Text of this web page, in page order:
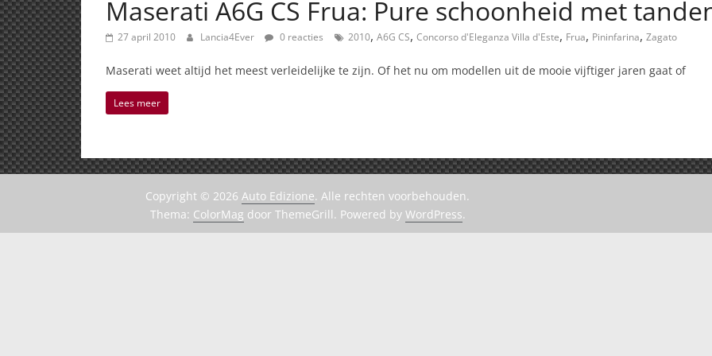
Maserati A6G CS Frua: Pure schoonheid met
27 april 2010 Lancia4Ever 0 reacties 2010, A6G CS, Concorso d'Eleganza Villa d'Este, Frua, Pininfarina, Zagato
Maserati weet altijd het meest verleidelijke te zijn. Of het nu om modellen uit de mooie vijftiger jaren gaat of
Lees meer
Copyright © 2026 Auto Edizione. Alle rechten voorbehouden.
Thema: ColorMag door ThemeGrill. Powered by WordPress.